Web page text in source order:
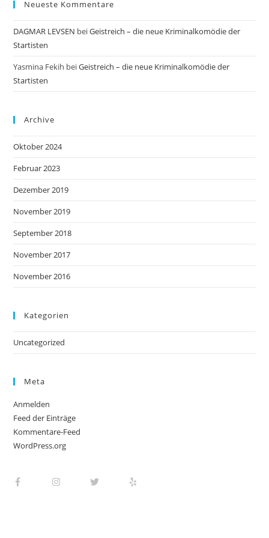
Neueste Kommentare
DAGMAR LEVSEN beiGeistreich – die neue Kriminalkomödie der
Startisten
Yasmina Fekih beiGeistreich – die neue Kriminalkomödie der
Startisten
Archive
Oktober 2024
Februar 2023
Dezember 2019
November 2019
September 2018
November 2017
November 2016
Kategorien
Uncategorized
Meta
Anmelden
Feed der Einträge
Kommentare-Feed
WordPress.org